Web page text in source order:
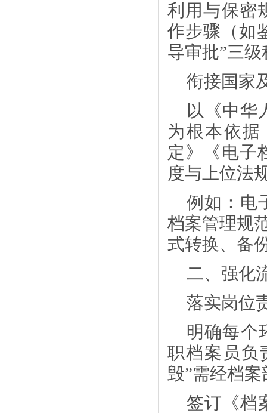
利用与保密
作步骤（如
导审批”三
衔接国家
以《中华
为根本依
定》《电子
度与上位法
例如：电
档案管理规
式转换、备
二、强化
落实岗位
明确每个
职档案员负
毁”需经档
签订《档